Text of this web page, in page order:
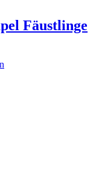
Fäustlinge